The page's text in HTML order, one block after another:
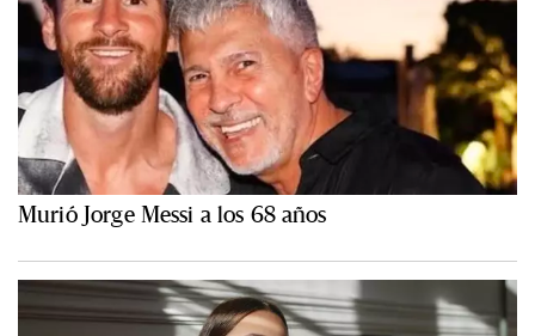
Murió Jorge Messi a los 68 años